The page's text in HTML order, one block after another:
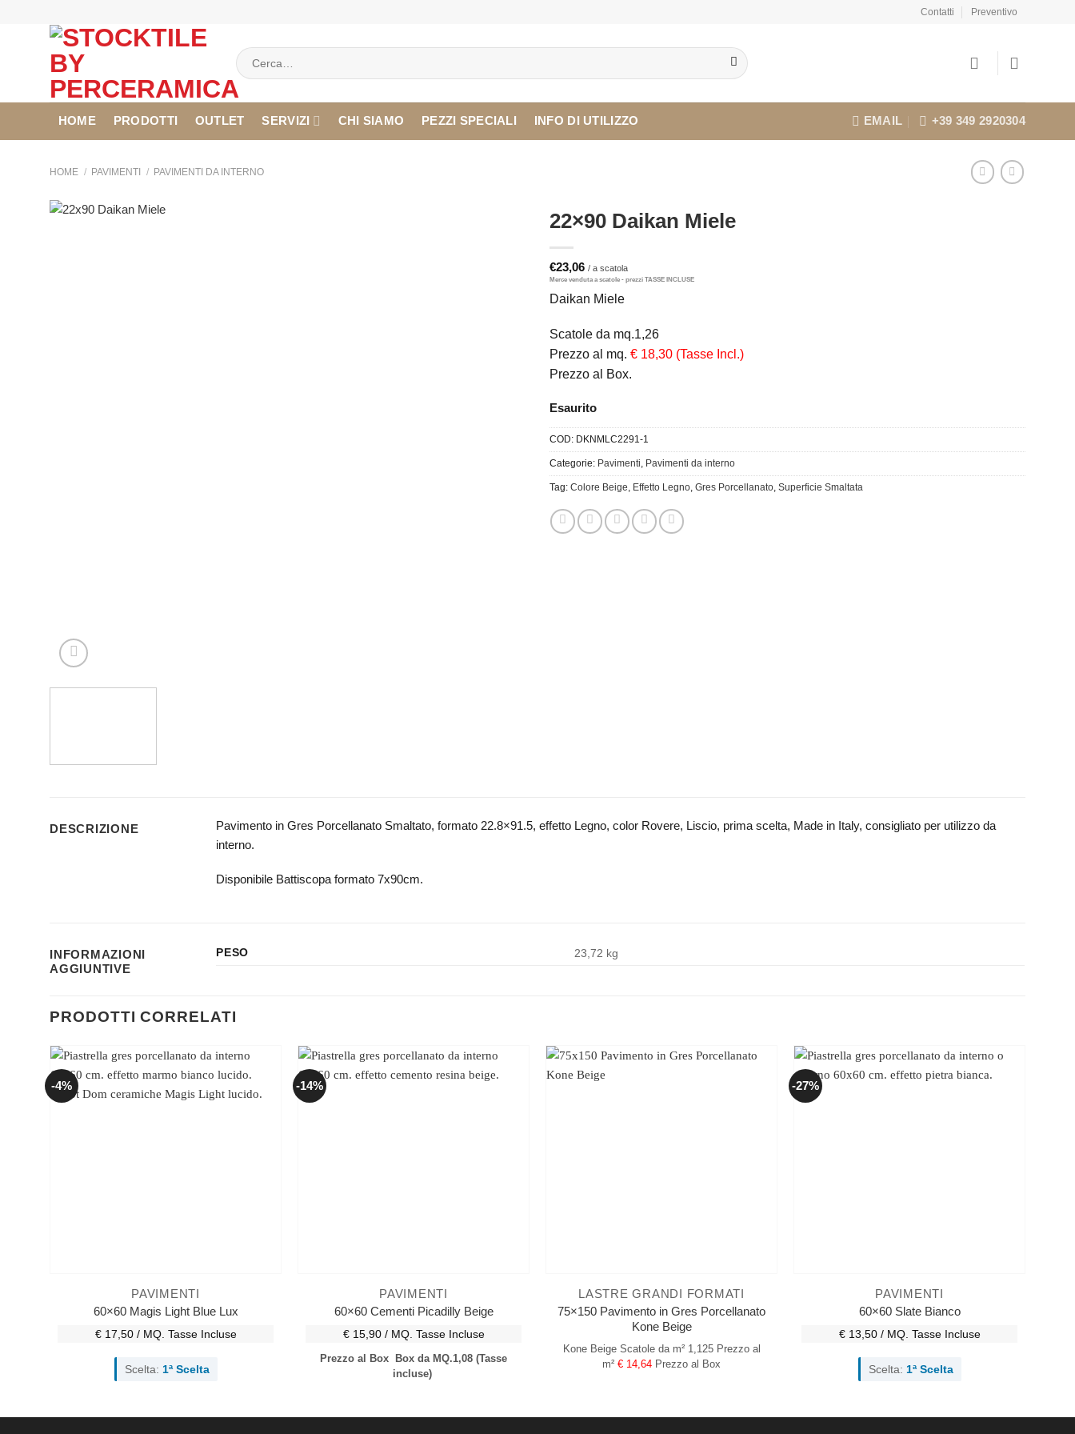
Contatti Preventivo
Cerca:
HOME PRODOTTI OUTLET SERVIZI CHI SIAMO PEZZI SPECIALI INFO DI UTILIZZO EMAIL +39 349 2920304
HOME / PAVIMENTI / PAVIMENTI DA INTERNO
22×90 Daikan Miele
€23,06
Daikan Miele
Scatole da mq.1,26
Prezzo al mq. € 18,30 (Tasse Incl.)
Prezzo al Box.
Esaurito
COD: DKNMLC2291-1
Categorie: Pavimenti Pavimenti da interno
Tag: Colore Beige Effetto Legno Gres Porcellanato Superficie Smaltata
DESCRIZIONE
Pavimento in Gres Porcellanato Smaltato, formato 22.8×91.5, effetto Legno, color Rovere, Liscio, prima scelta, Made in Italy, consigliato per utilizzo da
interno.
Disponibile Battiscopa formato 7x90cm.
INFORMAZIONI
AGGIUNTIVE
PESO 23,72 kg
PRODOTTI CORRELATI
-4%
PAVIMENTI
60×60 Magis Light Blue Lux
€ 17,50 / MQ. Tasse Incluse
Scelta: 1ª Scelta
-14%
PAVIMENTI
60×60 Cementi Picadilly Beige
€ 15,90 / MQ. Tasse Incluse
Prezzo al Box Box da MQ.1,08 (Tasse
incluse)
LASTRE GRANDI FORMATI
75×150 Pavimento in Gres Porcellanato
Kone Beige
Kone Beige Scatole da m² 1,125 Prezzo al
m² € 14,64 Prezzo al Box
-27%
PAVIMENTI
60×60 Slate Bianco
€ 13,50 / MQ. Tasse Incluse
Scelta: 1ª Scelta